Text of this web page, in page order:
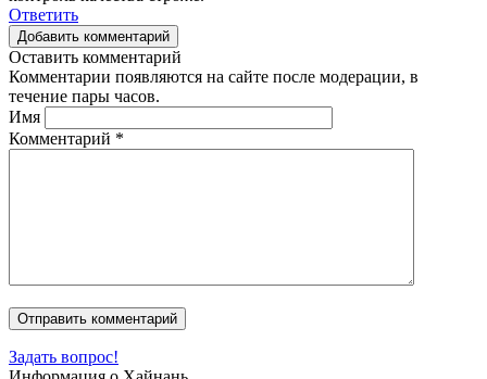
Ответить
Добавить комментарий
Оставить комментарий
Комментарии появляются на сайте после модерации, в
течение пары часов.
Имя
Комментарий *
Задать вопрос!